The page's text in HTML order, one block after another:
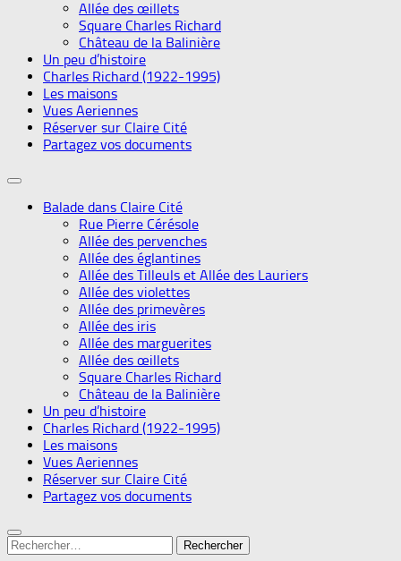
Allée des œillets
Square Charles Richard
Château de la Balinière
Un peu d’histoire
Charles Richard (1922-1995)
Les maisons
Vues Aeriennes
Réserver sur Claire Cité
Partagez vos documents
Balade dans Claire Cité
Rue Pierre Cérésole
Allée des pervenches
Allée des églantines
Allée des Tilleuls et Allée des Lauriers
Allée des violettes
Allée des primevères
Allée des iris
Allée des marguerites
Allée des œillets
Square Charles Richard
Château de la Balinière
Un peu d’histoire
Charles Richard (1922-1995)
Les maisons
Vues Aeriennes
Réserver sur Claire Cité
Partagez vos documents
Rechercher :